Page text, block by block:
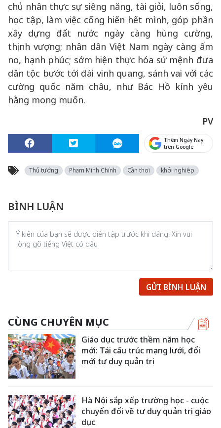
chủ nhân thực sự siêng năng, tài giỏi, luôn sống,
học tập, làm việc cống hiến hết mình, góp phần
xây dựng đất nước ngày càng hùng cường,
thịnh vượng; nhân dân Việt Nam ngày càng ấm
no, hạnh phúc; sớm hiện thực hóa sứ mệnh đưa
dân tộc bước tới đài vinh quang, sánh vai với các
cường quốc năm châu, như Bác Hồ kính yêu
hằng mong muốn.
PV
Thêm Ngày Nay
trên Google
Thủ tướng Phạm Minh Chính Cần thơi khởi nghiệp
BÌNH LUẬN
GỬI BÌNH LUẬN
CÙNG CHUYÊN MỤC
Giáo dục trước thềm năm học
mới: Tái cấu trúc mạng lưới, đổi
mới tư duy quản trị
Hà Nội sắp xếp trường học - cuộc
chuyển đổi về tư duy quản trị giáo
dục